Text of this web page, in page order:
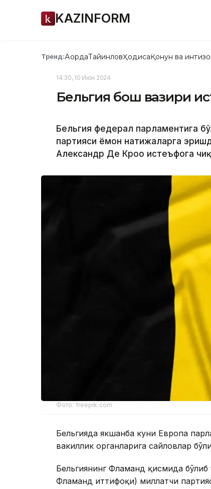
KAZINFORM
Тренд:АқордаТайинловҲодисаҚонун ва
14:30, 10 Июн 2024
Бельгия бош вазири
Бельгия федерал парламентига
партияси ёмон натижаларга
Александр Де Кроо истеъфога
Фото: freepik.com
Бельгияда якшанба куни Европа
вакиллик органларига сайловлар
Бельгиянинг Фламанд қисмида
Фламанд иттифоқи) миллатчи